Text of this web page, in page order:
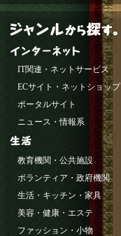
IT関連・ネットサービス
ECサイト・ネットショップ
ポータルサイト
ニュース・情報系
教育機関・公共施設
ボランティア・政府機関
生活・キッチン・家具
美容・健康・エステ
ファッション・小物